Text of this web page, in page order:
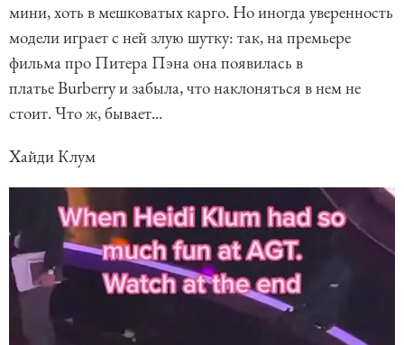
мини, хоть в мешковатых карго. Но иногда уверенность
модели играет с ней злую шутку: так, на премьере
фильма про Питера Пэна она появилась в
платье Burberry и забыла, что наклоняться в нем не
стоит. Что ж, бывает...
Хайди Клум